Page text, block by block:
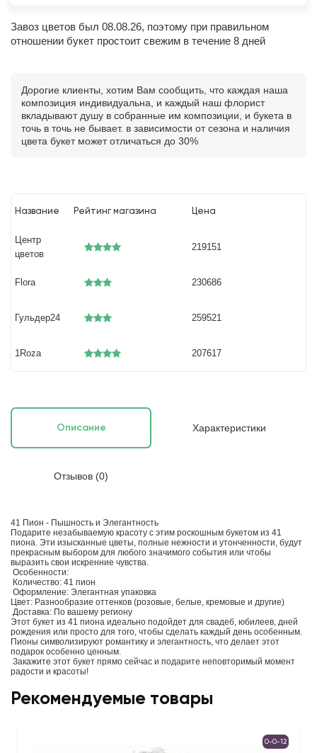
Завоз цветов был 08.08.26, поэтому при правильном
отношении букет простоит свежим в течение 8 дней
Дорогие клиенты, хотим Вам сообщить, что каждая наша
композиция индивидуальна, и каждый наш флорист
вкладывают душу в собранные им композиции, и букета в
точь в точь не бывает. в зависимости от сезона и наличия
цвета букет может отличаться до 30%
Название Рейтинг магазина Цена
Центр
цветов
219151
Flora 230686
Гульдер24 259521
1Roza 207617
Описание Характеристики
Отзывов (0)
41 Пион - Пышность и Элегантность
Подарите незабываемую красоту с этим роскошным букетом из 41
пиона. Эти изысканные цветы, полные нежности и утонченности, будут
прекрасным выбором для любого значимого события или чтобы
выразить свои искренние чувства.
Особенности:
Количество: 41 пион
Оформление: Элегантная упаковка
Цвет: Разнообразие оттенков (розовые, белые, кремовые и другие)
Доставка: По вашему региону
Этот букет из 41 пиона идеально подойдет для свадеб, юбилеев, дней
рождения или просто для того, чтобы сделать каждый день особенным.
Пионы символизируют романтику и элегантность, что делает этот
подарок особенно ценным.
Закажите этот букет прямо сейчас и подарите неповторимый момент
радости и красоты!
Рекомендуемые товары
0-0-12